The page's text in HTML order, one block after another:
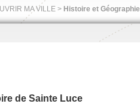
MA VILLE > Histoire et Géographie
de Sainte Luce